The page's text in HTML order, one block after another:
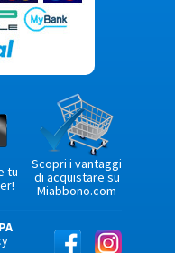
tu
Scopri i vantaggi
di acquistare su
Miabbono.com